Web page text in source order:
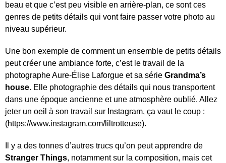
beau et que c’est peu visible en arrière-plan, ce sont ces
genres de petits détails qui vont faire passer votre photo au
niveau supérieur.
Une bon exemple de comment un ensemble de petits détails
peut créer une ambiance forte, c’est le travail de la
photographe Aure-Élise Laforgue et sa série Grandma’s
house. Elle photographie des détails qui nous transportent
dans une époque ancienne et une atmosphère oublié. Allez
jeter un oeil à son travail sur Instagram, ça vaut le coup :
(https://www.instagram.com/liltrotteuse).
Il y a des tonnes d’autres trucs qu’on peut apprendre de
Stranger Things, notamment sur la composition, mais cet